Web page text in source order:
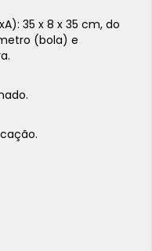
35 x 8 x 35 cm, do
(bola) e